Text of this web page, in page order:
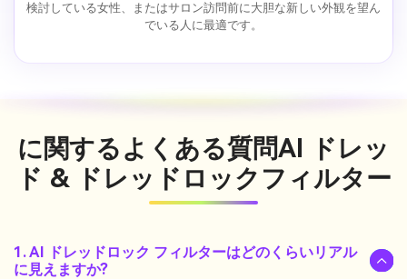
検討している女性、またはサロン訪問前に大胆な新しい外観を望ん
でいる人に最適です。
に関するよくある質問AI ドレッ
ド & ドレッドロックフィルター
1. AI ドレッドロック フィルターはどのくらいリアル
に見えますか?